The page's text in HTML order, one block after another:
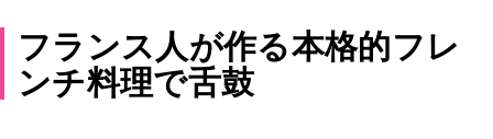
フランス人が作る本格的フレ
ンチ料理で舌鼓